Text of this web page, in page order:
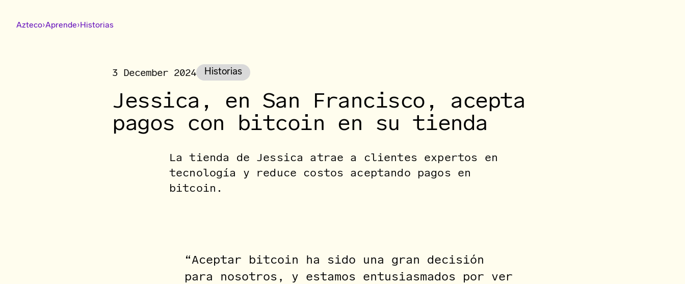
Azteco›Aprende›Historias
3 December 2024 Historias
Jessica, en San Francisco, acepta
pagos con bitcoin en su tienda
La tienda de Jessica atrae a clientes expertos en
tecnología y reduce costos aceptando pagos en
bitcoin.
“Aceptar bitcoin ha sido una gran decisión
para nosotros, y estamos entusiasmados por ver